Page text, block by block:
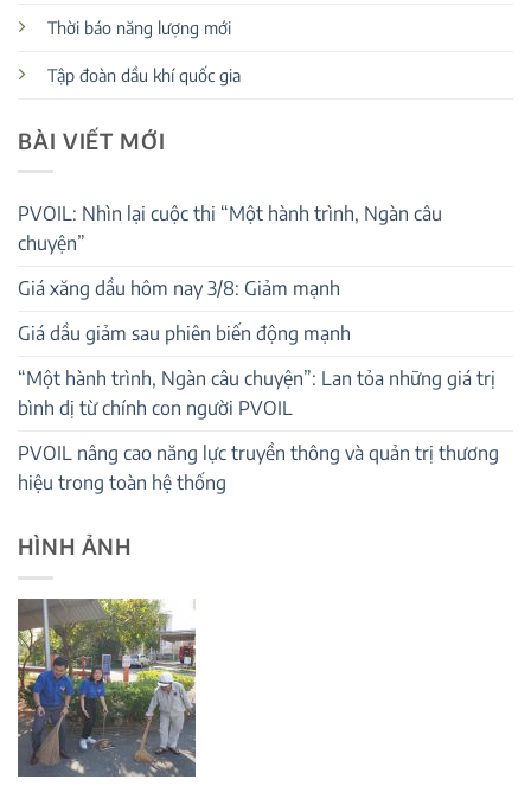
Thời báo năng lượng mới
Tập đoàn dầu khí quốc gia
BÀI VIẾT MỚI
PVOIL: Nhìn lại cuộc thi “Một hành trình, Ngàn câu
chuyện”
Giá xăng dầu hôm nay 3/8: Giảm mạnh
Giá dầu giảm sau phiên biến động mạnh
“Một hành trình, Ngàn câu chuyện”: Lan tỏa những giá trị
bình dị từ chính con người PVOIL
PVOIL nâng cao năng lực truyền thông và quản trị thương
hiệu trong toàn hệ thống
HÌNH ẢNH